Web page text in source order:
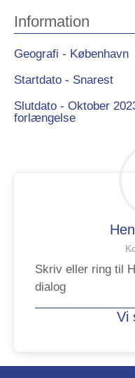
Information
Geografi - København
Startdato - Snarest
Slutdato - Oktober
forlængelse
Skriv eller ring til
dialog
Vi